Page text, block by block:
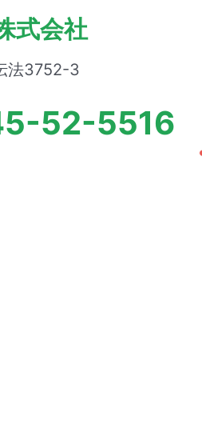
式会社
法3752-3
52-5516